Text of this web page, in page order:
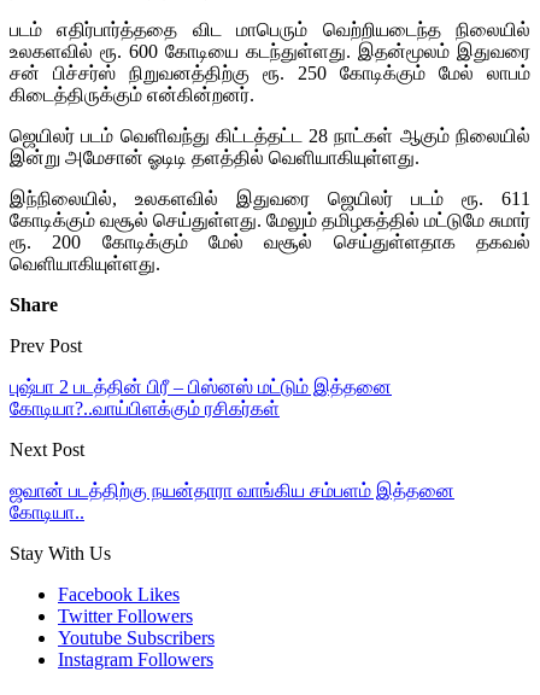
படம் எதிர்பார்த்ததை விட மாபெரும் வெற்றியடைந்த நிலையில்
உலகளவில் ரூ. 600 கோடியை கடந்துள்ளது. இதன்மூலம் இதுவரை
சன் பிச்சர்ஸ் நிறுவனத்திற்கு ரூ. 250 கோடிக்கும் மேல் லாபம்
கிடைத்திருக்கும் என்கின்றனர்.
ஜெயிலர் படம் வெளிவந்து கிட்டத்தட்ட 28 நாட்கள் ஆகும் நிலையில்
இன்று அமேசான் ஓடிடி தளத்தில் வெளியாகியுள்ளது.
இந்நிலையில், உலகளவில் இதுவரை ஜெயிலர் படம் ரூ. 611
கோடிக்கும் வசூல் செய்துள்ளது. மேலும் தமிழகத்தில் மட்டுமே சுமார்
ரூ. 200 கோடிக்கும் மேல் வசூல் செய்துள்ளதாக தகவல்
வெளியாகியுள்ளது.
Share
Prev Post
புஷ்பா 2 படத்தின் பிரீ – பிஸ்னஸ் மட்டும் இத்தனை
கோடியா?..வாய்பிளக்கும் ரசிகர்கள்
Next Post
ஜவான் படத்திற்கு நயன்தாரா வாங்கிய சம்பளம் இத்தனை
கோடியா..
Stay With Us
Facebook Likes
Twitter Followers
Youtube Subscribers
Instagram Followers